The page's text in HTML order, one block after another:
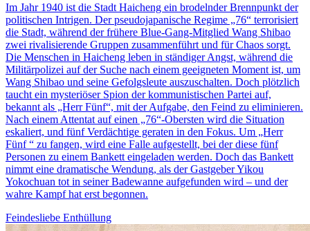
Im Jahr 1940 ist die Stadt Haicheng ein brodelnder Brennpunkt der
politischen Intrigen. Der pseudojapanische Regime „76“ terrorisiert
die Stadt, während der frühere Blue-Gang-Mitglied Wang Shibao
zwei rivalisierende Gruppen zusammenführt und für Chaos sorgt.
Die Menschen in Haicheng leben in ständiger Angst, während die
Militärpolizei auf der Suche nach einem geeigneten Moment ist, um
Wang Shibao und seine Gefolgsleute auszuschalten. Doch plötzlich
taucht ein mysteriöser Spion der kommunistischen Partei auf,
bekannt als „Herr Fünf“, mit der Aufgabe, den Feind zu eliminieren.
Nach einem Attentat auf einen „76“-Obersten wird die Situation
eskaliert, und fünf Verdächtige geraten in den Fokus. Um „Herr
Fünf “ zu fangen, wird eine Falle aufgestellt, bei der diese fünf
Personen zu einem Bankett eingeladen werden. Doch das Bankett
nimmt eine dramatische Wendung, als der Gastgeber Yikou
Yokochuan tot in seiner Badewanne aufgefunden wird – und der
wahre Kampf hat erst begonnen.
Feindesliebe Enthüllung